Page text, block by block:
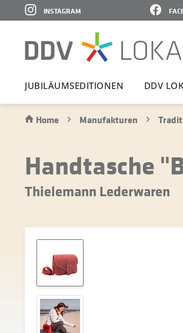
INSTAGRAM
JUBI­LÄ­UMS­E­DI­TIONEN DDV
Home Manufakturen
Handtasche
Thielemann Lederwaren